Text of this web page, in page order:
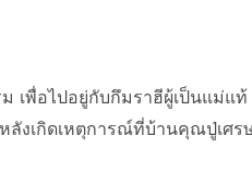
เพื่อไปอยู่กับกึมราฮีผู้เป็นแม่แ
เกิดเหตุการณ์ที่บ้านคุณปู่เศรษ